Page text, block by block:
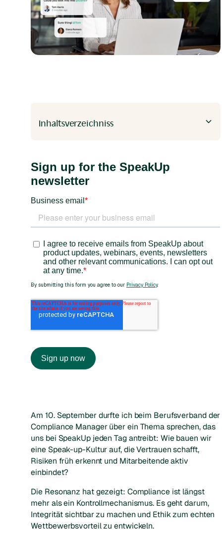
Am 10. September durfte ich beim Berufsverband der
Compliance Manager über ein Thema sprechen, das
uns bei SpeakUp jeden Tag antreibt: Wie bauen wir
eine Speak-up-Kultur auf, die Vertrauen schafft,
Risiken früh erkennt und Mitarbeitende aktiv
einbindet?
Die Resonanz hat gezeigt: Compliance ist längst
mehr als ein Kontrollmechanismus. Es geht darum,
Integrität sichtbar zu machen und Ethik zum echten
Wettbewerbsvorteil zu entwickeln.
Inhaltsverzeichniss
Heading 3